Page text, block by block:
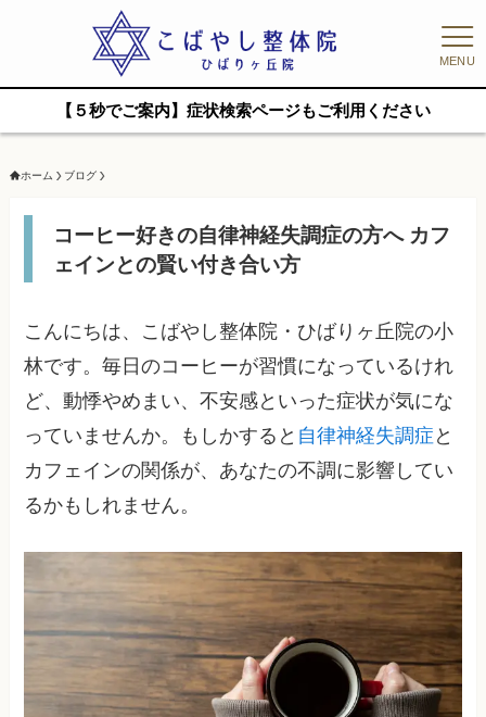
MENU
【５秒でご案内】症状検索ページもご利用ください
ホーム ブログ
コーヒー好きの自律神経失調症の方へ カフ
ェインとの賢い付き合い方
こんにちは、こばやし整体院・ひばりヶ丘院の小
林です。毎日のコーヒーが習慣になっているけれ
ど、動悸やめまい、不安感といった症状が気にな
っていませんか。もしかすると 自律神経失調症 と
カフェインの関係が、あなたの不調に影響してい
るかもしれません。